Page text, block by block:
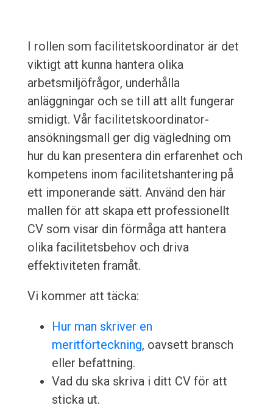
I rollen som facilitetskoordinator är det
viktigt att kunna hantera olika
arbetsmiljöfrågor, underhålla
anläggningar och se till att allt fungerar
smidigt. Vår facilitetskoordinator-
ansökningsmall ger dig vägledning om
hur du kan presentera din erfarenhet och
kompetens inom facilitetshantering på
ett imponerande sätt. Använd den här
mallen för att skapa ett professionellt
CV som visar din förmåga att hantera
olika facilitetsbehov och driva
effektiviteten framåt.
Vi kommer att täcka:
Hur man skriver en
meritförteckning, oavsett bransch
eller befattning.
Vad du ska skriva i ditt CV för att
sticka ut.